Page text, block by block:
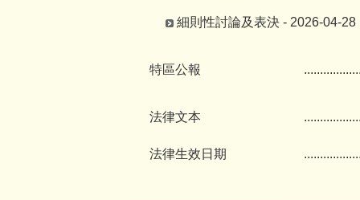
細則性討論及表決 - 2026-04-28
特區公報
法律文本
法律生效日期